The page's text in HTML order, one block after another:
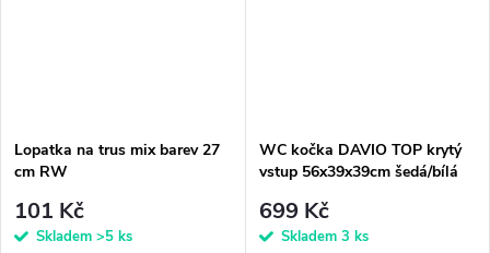
Lopatka na trus mix barev 27
cm RW
101 Kč
Skladem >5 ks
WC kočka DAVIO TOP krytý
vstup 56x39x39cm šedá/bílá
699 Kč
Skladem 3 ks